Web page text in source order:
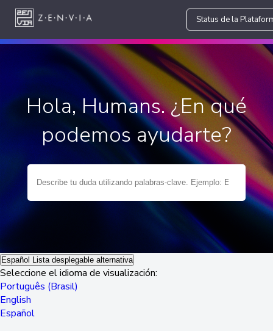
Status de la
Hola, Humans. ¿En qué
podemos ayudarte?
Español Lista desplegable alternativa
Seleccione el idioma de visualización:
Português (Brasil)
English
Español